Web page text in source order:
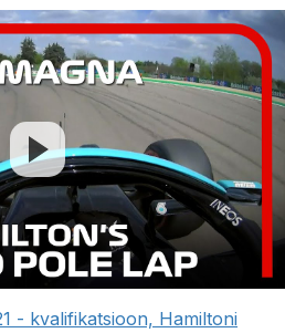
- kvalifikatsioon, Hamiltoni